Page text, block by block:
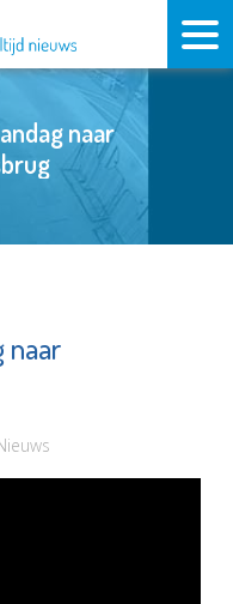
naar
naar